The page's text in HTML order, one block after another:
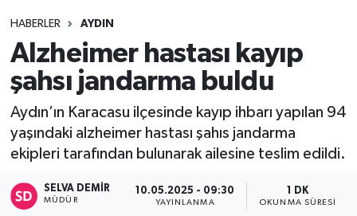
HABERLER AYDIN
Alzheimer hastası kayıp
şahsı jandarma buldu
Aydın’ın Karacasu ilçesinde kayıp ihbarı yapılan 94
yaşındaki alzheimer hastası şahıs jandarma
ekipleri tarafından bulunarak ailesine teslim edildi.
SELVA DEMIR
MÜDÜR
10.05.2025 - 09:30
YAYINLANMA
1 DK
OKUNMA SÜRESI
Tüm Manşetler
Son Dakika Haberleri
Haber Arşivi